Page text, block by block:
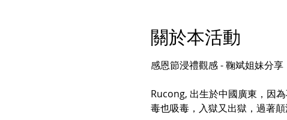
關於本活動
感恩節浸禮觀感 - 鞠斌姐妹分享
Rucong, 出生於中國廣東，因
毒也吸毒，入獄又出獄，過著